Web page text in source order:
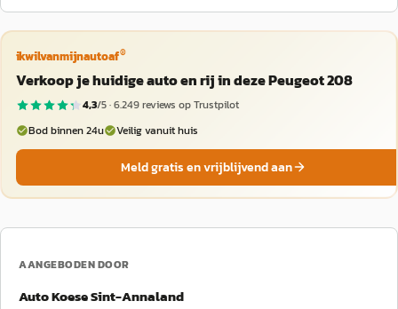
ikwilvanmijnautoaf®
Verkoop je huidige auto en rij in deze Peugeot 208
4,3/5 ·6.249reviews op Trustpilot
Bod binnen 24u
Veilig vanuit huis
Meld gratis en vrijblijvend aan
AANGEBODEN DOOR
Auto Koese Sint-Annaland